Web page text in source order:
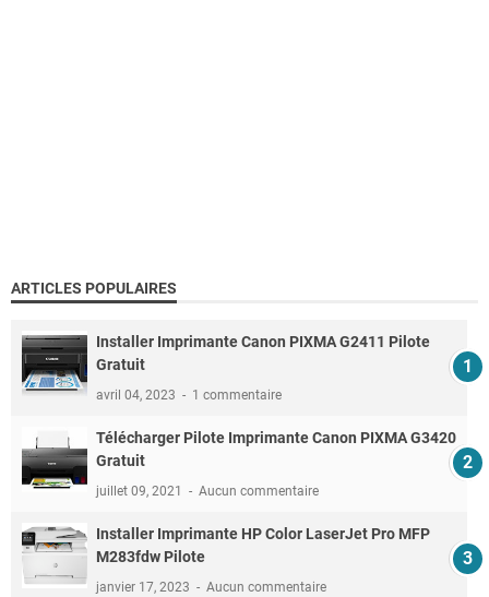
ARTICLES POPULAIRES
Installer Imprimante Canon PIXMA G2411 Pilote
Gratuit
avril 04, 2023 1 commentaire
Télécharger Pilote Imprimante Canon PIXMA G3420
Gratuit
juillet 09, 2021 Aucun commentaire
Installer Imprimante HP Color LaserJet Pro MFP
M283fdw Pilote
janvier 17, 2023 Aucun commentaire